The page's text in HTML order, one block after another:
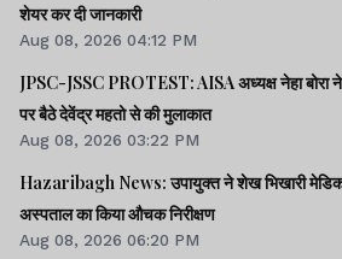
शेयर कर दी जानकारी
Aug 08, 2026 04:12 PM
JPSC-JSSC PROTEST: AISA अध्यक्ष नेहा बोरा
पर बैठे देवेंद्र महतो से की मुलाकात
Aug 08, 2026 03:22 PM
Hazaribagh News: उपायुक्त ने शेख भिखारी
अस्पताल का किया औचक निरीक्षण
Aug 08, 2026 06:20 PM